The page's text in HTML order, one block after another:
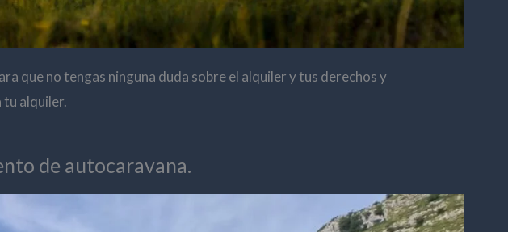
que no tengas ninguna duda sobre el alquiler y tus derechos y
tu alquiler.
de autocaravana.